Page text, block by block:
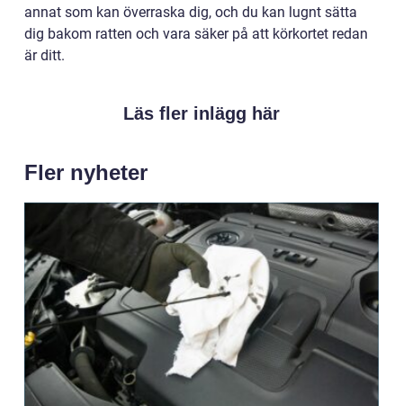
annat som kan överraska dig, och du kan lugnt sätta
dig bakom ratten och vara säker på att körkortet redan
är ditt.
Läs fler inlägg här
Fler nyheter